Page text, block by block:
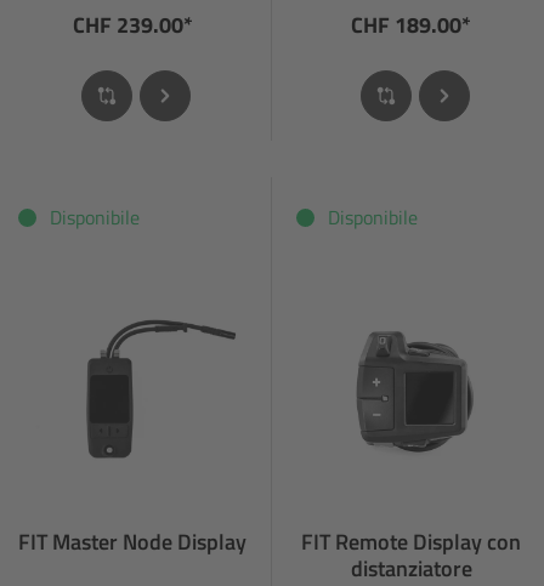
CHF 239.00*
CHF 189.00*
Disponibile
FIT Master Node Display
Disponibile
FIT Remote Display con
distanziatore